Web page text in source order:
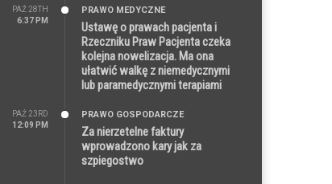
PAŹ 28TH
6:37 PM
PRAWO MEDYCZNE
Ustawę o prawach pacjenta i
Rzeczniku Praw Pacjenta czeka
kolejna nowelizacja. Ma ona
ułatwić walkę z niemedycznymi
lub paramedycznymi terapiami
PAŹ 23RD
12:09 PM
PRAWO GOSPODARCZE
Za nierzetelne faktury
wprowadzono kary jak za
szpiegostwo